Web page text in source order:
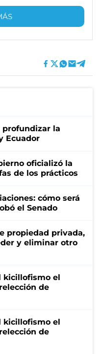
profundizar la
Ecuador
oficializó la
de los prácticos
cómo será
el Senado
propiedad privada,
y eliminar otro
kicillofismo el
de
kicillofismo el
de